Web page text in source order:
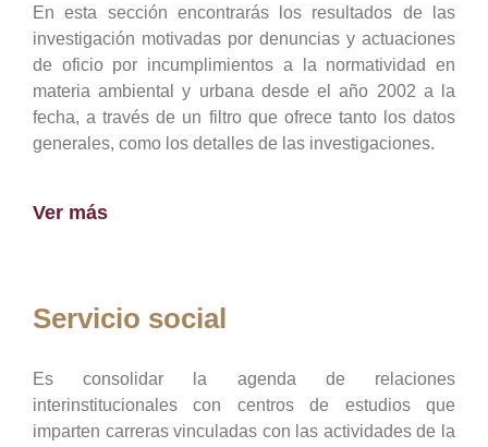
En esta sección encontrarás los resultados de las
investigación motivadas por denuncias y actuaciones
de oficio por incumplimientos a la normatividad en
materia ambiental y urbana desde el año 2002 a la
fecha, a través de un filtro que ofrece tanto los datos
generales, como los detalles de las investigaciones.
Ver más
Servicio social
Es consolidar la agenda de relaciones
interinstitucionales con centros de estudios que
imparten carreras vinculadas con las actividades de la